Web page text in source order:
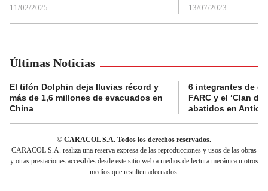
11/02/2025 13/07/2023
Últimas Noticias
El tifón Dolphin deja lluvias récord y
más de 1,6 millones de evacuados en
China
6 integrantes de
FARC y el ‘Clan
abatidos en
© CARACOL S.A. Todos los derechos reservados.
CARACOL S.A. realiza una reserva expresa de las reproducciones y usos de las obras
y otras prestaciones accesibles desde este sitio web a medios de lectura mecánica u otros
medios que resulten adecuados.